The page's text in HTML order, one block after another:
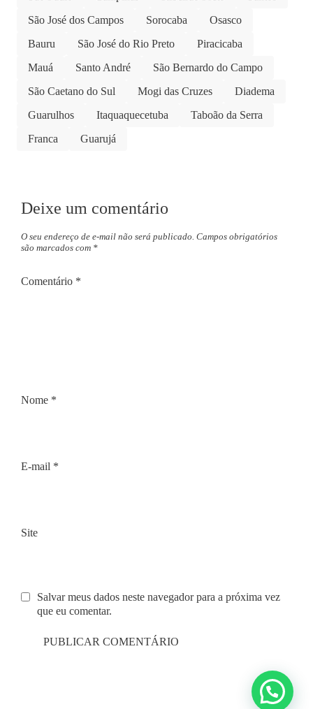
São José dos Campos
Sorocaba
Osasco
Bauru
São José do Rio Preto
Piracicaba
Mauá
Santo André
São Bernardo do Campo
São Caetano do Sul
Mogi das Cruzes
Diadema
Guarulhos
Itaquaquecetuba
Taboão da Serra
Franca
Guarujá
Deixe um comentário
O seu endereço de e-mail não será publicado. Campos obrigatórios
são marcados com *
Comentário *
Nome *
E-mail *
Site
Salvar meus dados neste navegador para a próxima vez
que eu comentar.